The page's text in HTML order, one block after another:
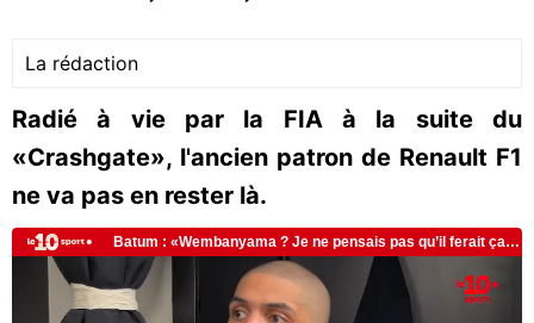
La rédaction
Radié à vie par la FIA à la suite du
«Crashgate», l'ancien patron de Renault F1
ne va pas en rester là.